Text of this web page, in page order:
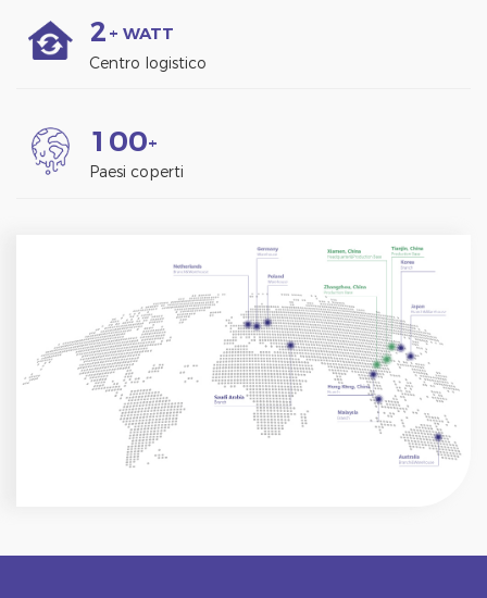
2 + WATT
Centro logistico
1 00+
Paesi coperti